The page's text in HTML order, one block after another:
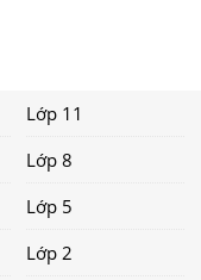
Lớp 11
Lớp 8
Lớp 5
Lớp 2